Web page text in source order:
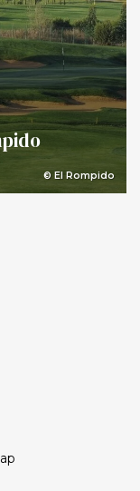
© El Rompido